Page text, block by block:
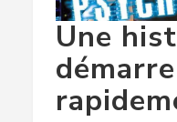
Une
démarre